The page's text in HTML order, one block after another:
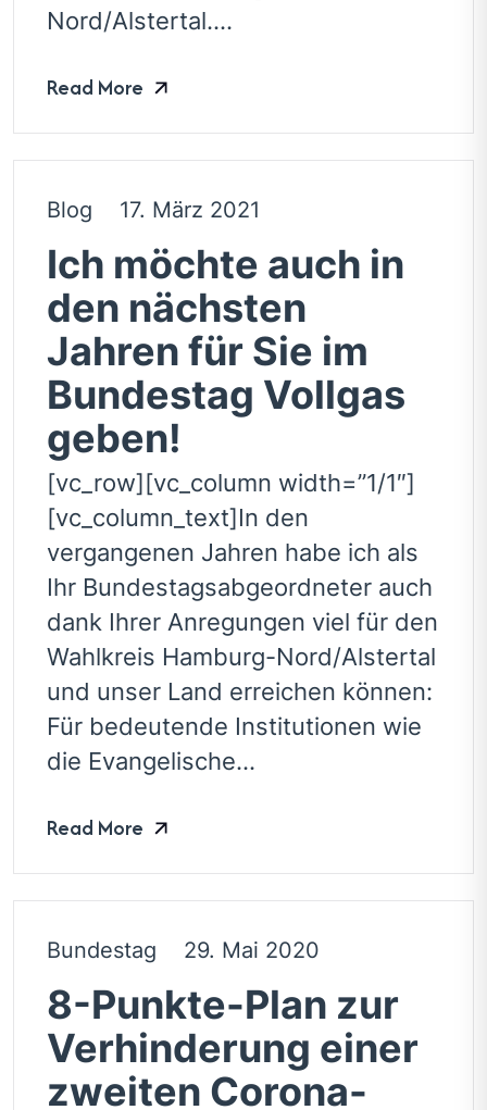
Nord/Alstertal....
Read More
Blog 17. März 2021
Ich möchte auch in
den nächsten
Jahren für Sie im
Bundestag Vollgas
geben!
[vc_row][vc_column width=”1/1″]
[vc_column_text]In den
vergangenen Jahren habe ich als
Ihr Bundestagsabgeordneter auch
dank Ihrer Anregungen viel für den
Wahlkreis Hamburg-Nord/Alstertal
und unser Land erreichen können:
Für bedeutende Institutionen wie
die Evangelische...
Read More
Bundestag 29. Mai 2020
8-Punkte-Plan zur
Verhinderung einer
zweiten Corona-